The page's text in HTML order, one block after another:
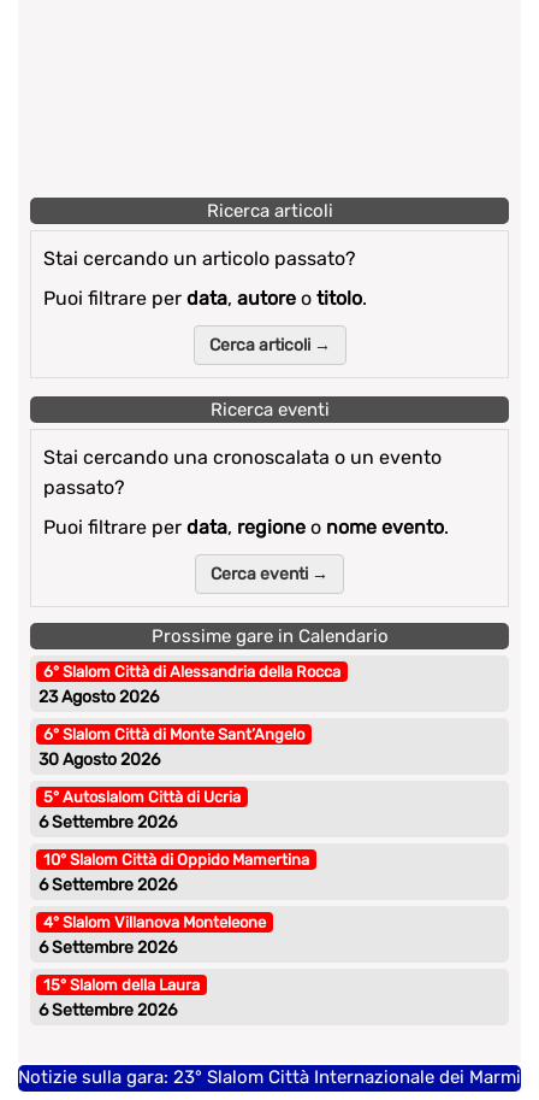
Ricerca articoli
Stai cercando un articolo passato?
Puoi filtrare per data, autore o titolo.
Cerca articoli →
Ricerca eventi
Stai cercando una cronoscalata o un evento
passato?
Puoi filtrare per data, regione o nome evento.
Cerca eventi →
Prossime gare in Calendario
6° Slalom Città di Alessandria della Rocca
23 Agosto 2026
6° Slalom Città di Monte Sant’Angelo
30 Agosto 2026
5° Autoslalom Città di Ucria
6 Settembre 2026
10° Slalom Città di Oppido Mamertina
6 Settembre 2026
4° Slalom Villanova Monteleone
6 Settembre 2026
15° Slalom della Laura
6 Settembre 2026
Notizie sulla gara: 23° Slalom Città Internazionale dei Marmi